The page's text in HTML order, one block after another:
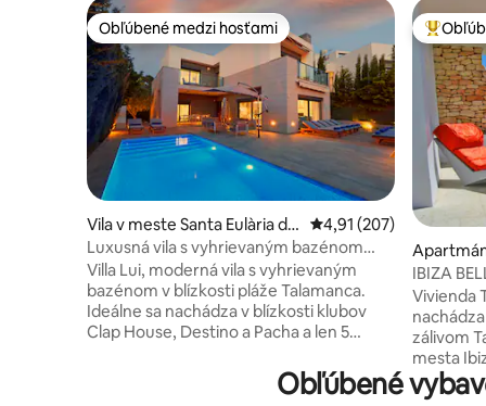
Obľúbené medzi hosťami
Obľúbené medzi hosťami
Vila v meste Santa Eulària de
s Riu
Priemerné
4,91 (207)
Luxusná vila s vyhrievaným bazénom
blízko pláže a mesta Ibiza
Villa Lui, moderná vila s vyhrievaným
bazénom v blízkosti pláže Talamanca.
Ideálne sa nachádza v blízkosti klubov
Clap House, Destino a Pacha a len 5
Doprajte si luxusné vybavenie, ako sú
inteligentné televízory a vlastné kúpeľne
rtinet
IBIZA
WLAN/
Vivienda
zálivom
mesta Ibiza a
Obľúbené